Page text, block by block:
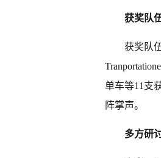
获奖队
获奖队
单车等11支
阵掌声。
多方研